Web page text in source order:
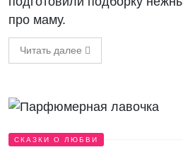
про маму.
Читать далее
СКАЗКИ О ЛЮБВИ